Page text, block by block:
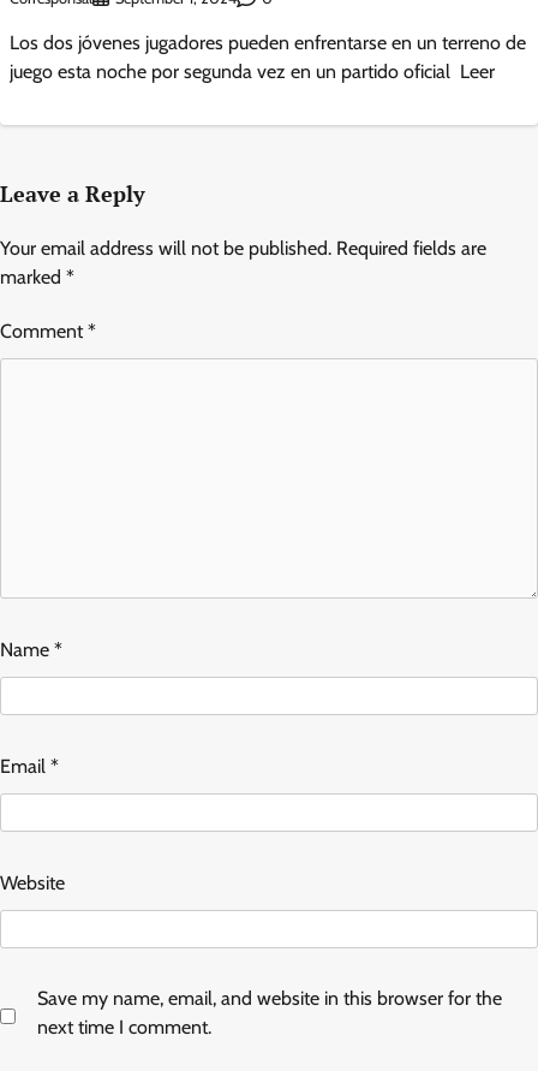
Los dos jóvenes jugadores pueden enfrentarse en un terreno de
juego esta noche por segunda vez en un partido oficial Leer
Leave a Reply
Your email address will not be published. Required fields are
marked *
Comment*
Name *
Email *
Website
Save my name, email, and website in this browser for the
next time I comment.